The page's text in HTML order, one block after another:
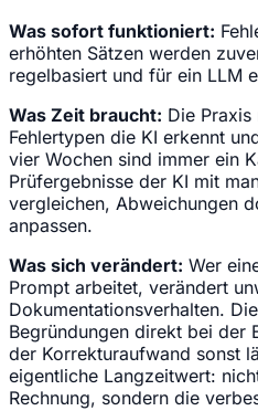
Was sofort funktioniert:
erhöhten Sätzen werden
regelbasiert und für ein LLM
Was Zeit braucht: Die
Fehlertypen die KI erkennt
vier Wochen sind immer ein
Prüfergebnisse der KI mit
vergleichen, Abweichungen
anpassen.
Was sich verändert: Wer
Prompt arbeitet, verändert
Dokumentationsverhalten.
Begründungen direkt bei der
der Korrekturaufwand sonst
eigentliche Langzeitwert:
Rechnung, sondern die